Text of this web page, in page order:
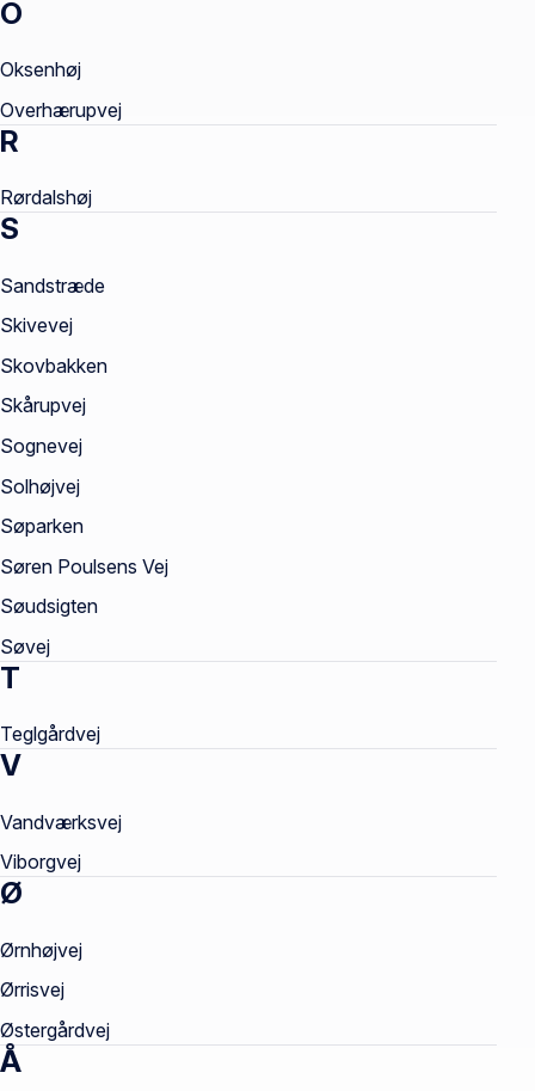
O
Oksenhøj
Overhærupvej
R
Rørdalshøj
S
Sandstræde
Skivevej
Skovbakken
Skårupvej
Sognevej
Solhøjvej
Søparken
Søren Poulsens Vej
Søudsigten
Søvej
T
Teglgårdvej
V
Vandværksvej
Viborgvej
Ø
Ørnhøjvej
Ørrisvej
Østergårdvej
Å